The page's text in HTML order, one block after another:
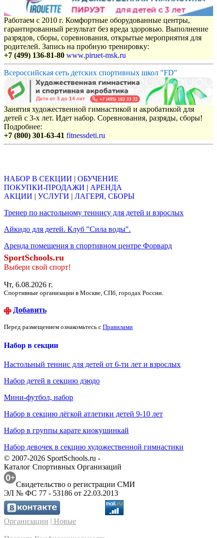
Работаем с 2010 г. Комфортные оборудованные центры,
гарантированный результат без вреда здоровью. Выполнение
разрядов, сборы, соревнования, открытые мероприятия для
родителей. Запись на пробную тренировку:
+7 (499) 136-81-80 www.piruet-msk.ru
Всероссийская сеть детских спортивных школ "FD"
Занятия художественной гимнастикой и акробатикой для
детей с 3-х лет. Идет набор. Соревнования, разряды, сборы!
Подробнее:
+7 (800) 301-63-41 fitnessdeti.ru
НАБОР В СЕКЦИИ | ОБУЧЕНИЕ
ПОКУПКИ-ПРОДАЖИ | АРЕНДА
АКЦИИ | УСЛУГИ | ЛАГЕРЯ, СБОРЫ
Тренер по настольному теннису для детей и взрослых
Айкидо для детей. Клуб "Сила воды".
Аренда помещения в спортивном центре Форвард
SportSchools.ru
Выбери свой спорт!
Чт, 6.08.2026 г.
Спортивные организации в Москве, СПб, городах России.
Добавить
Перед размещением ознакомьтесь с Правилами
Набор в секции
Настольный теннис для детей от 6-ти лет и взрослых
Набор детей в секцию дзюдо
Мини-футбол, набор
Набор в секцию лёгкой атлетики детей 9-10 лет
Набор в группы карате киокушинкай
Набор девочек в секцию художественной гимнастики
© 2007-2026 SportSchools.ru -
Каталог Спортивных Организаций
Свидетельство о регистрации СМИ
ЭЛ № ФС 77 - 53186 от 22.03.2013
Организации | Новые